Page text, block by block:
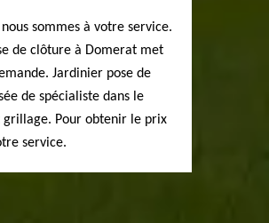
sommes à votre service.
de clôture à Domerat met
Jardinier pose de
de spécialiste dans le
grillage. Pour obtenir le prix
service.